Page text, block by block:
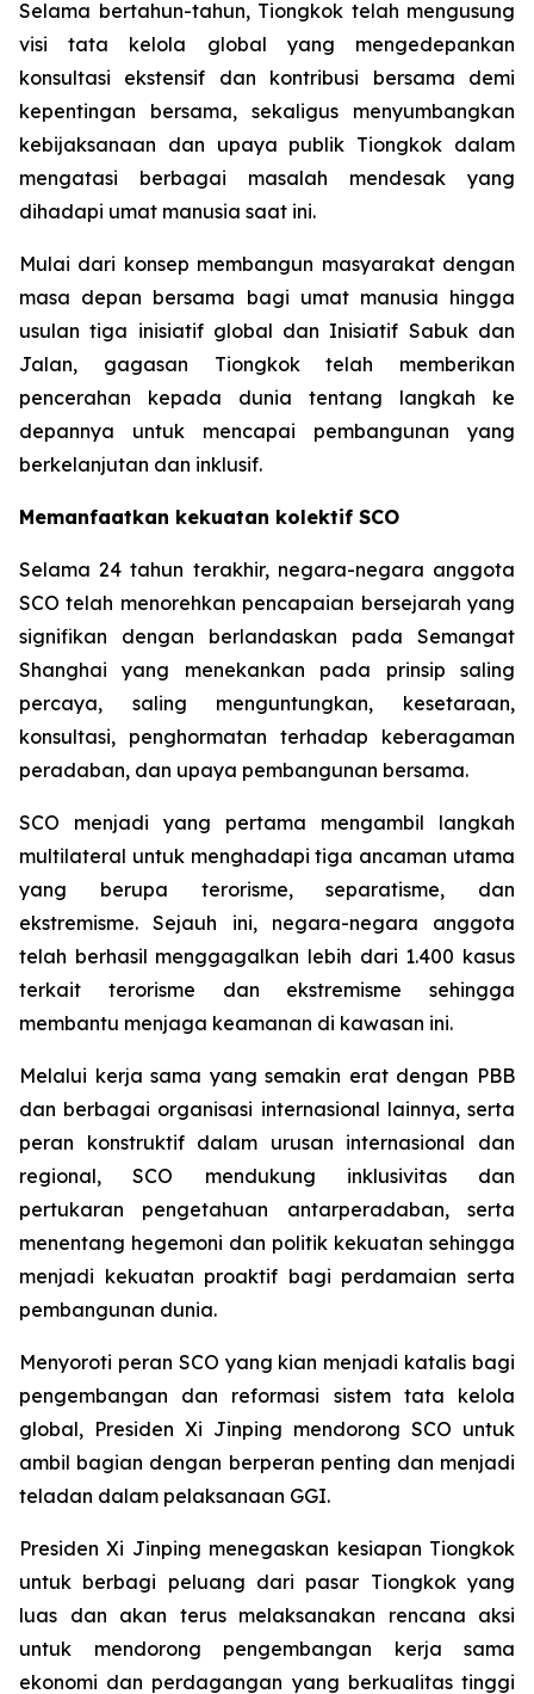
Selama bertahun-tahun, Tiongkok telah mengusung
visi tata kelola global yang mengedepankan
konsultasi ekstensif dan kontribusi bersama demi
kepentingan bersama, sekaligus menyumbangkan
kebijaksanaan dan upaya publik Tiongkok dalam
mengatasi berbagai masalah mendesak yang
dihadapi umat manusia saat ini.
Mulai dari konsep membangun masyarakat dengan
masa depan bersama bagi umat manusia hingga
usulan tiga inisiatif global dan Inisiatif Sabuk dan
Jalan, gagasan Tiongkok telah memberikan
pencerahan kepada dunia tentang langkah ke
depannya untuk mencapai pembangunan yang
berkelanjutan dan inklusif.
Memanfaatkan kekuatan kolektif SCO
Selama 24 tahun terakhir, negara-negara anggota
SCO telah menorehkan pencapaian bersejarah yang
signifikan dengan berlandaskan pada Semangat
Shanghai yang menekankan pada prinsip saling
percaya, saling menguntungkan, kesetaraan,
konsultasi, penghormatan terhadap keberagaman
peradaban, dan upaya pembangunan bersama.
SCO menjadi yang pertama mengambil langkah
multilateral untuk menghadapi tiga ancaman utama
yang berupa terorisme, separatisme, dan
ekstremisme. Sejauh ini, negara-negara anggota
telah berhasil menggagalkan lebih dari 1.400 kasus
terkait terorisme dan ekstremisme sehingga
membantu menjaga keamanan di kawasan ini.
Melalui kerja sama yang semakin erat dengan PBB
dan berbagai organisasi internasional lainnya, serta
peran konstruktif dalam urusan internasional dan
regional, SCO mendukung inklusivitas dan
pertukaran pengetahuan antarperadaban, serta
menentang hegemoni dan politik kekuatan sehingga
menjadi kekuatan proaktif bagi perdamaian serta
pembangunan dunia.
Menyoroti peran SCO yang kian menjadi katalis bagi
pengembangan dan reformasi sistem tata kelola
global, Presiden Xi Jinping mendorong SCO untuk
ambil bagian dengan berperan penting dan menjadi
teladan dalam pelaksanaan GGI.
Presiden Xi Jinping menegaskan kesiapan Tiongkok
untuk berbagi peluang dari pasar Tiongkok yang
luas dan akan terus melaksanakan rencana aksi
untuk mendorong pengembangan kerja sama
ekonomi dan perdagangan yang berkualitas tinggi